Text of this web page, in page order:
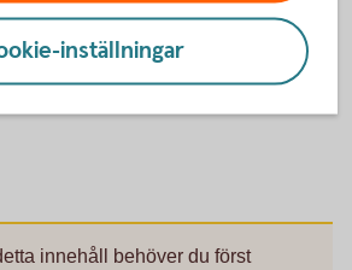
innehåll behöver du först
inställningar